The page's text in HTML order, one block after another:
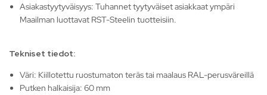
Asiakastyytyväisyys: Tuhannet tyytyväiset asiakkaat ympäri
Maailman luottavat RST-Steelin tuotteisiin.
Tekniset tiedot:
Väri: Kiillotettu ruostumaton teräs tai maalaus RAL-perusväreillä
Putken halkaisija: 60 mm